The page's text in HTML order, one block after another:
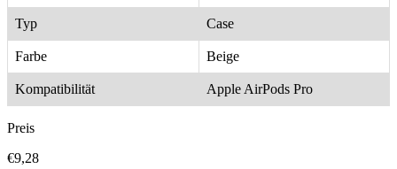
Typ Case
Farbe Beige
Kompatibilität Apple AirPods Pro
Preis
€9,28